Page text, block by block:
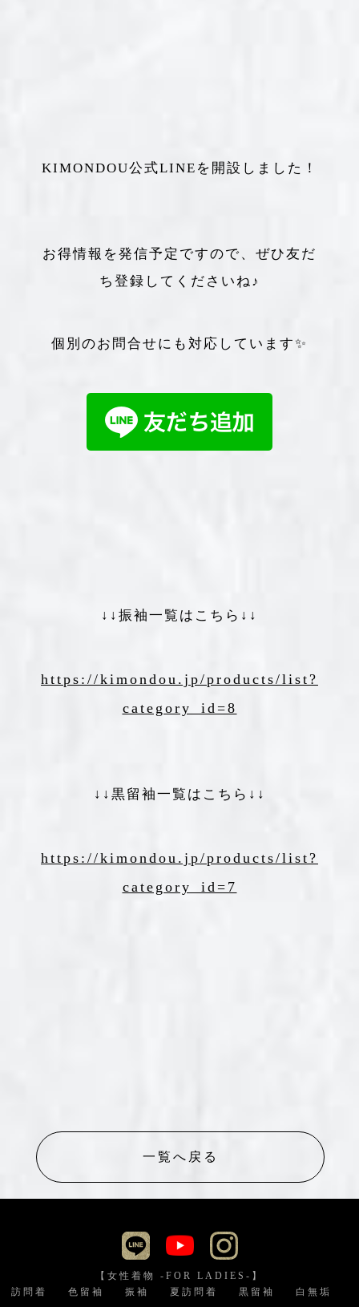
KIMONDOU公式LINEを開設しました！
お得情報を発信予定ですので、ぜひ友だ
ち登録してくださいね♪
個別のお問合せにも対応しています✨
↓↓振袖一覧はこちら↓↓
https://kimondou.jp/products/list?
category_id=8
↓↓黒留袖一覧はこちら↓↓
https://kimondou.jp/products/list?
category_id=7
一覧へ戻る
【女性着物 -FOR LADIES-】
訪問着
色留袖 振袖 夏訪問着 黒留袖 白無垢